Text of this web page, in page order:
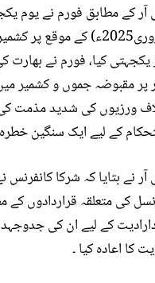
آر کے مطابق فورم نے یوم
کشمیر(5فروری2025ء) کے
یکجہتی کیا، فورم نے
پر مقبوضہ جموں و کشمیر
ورزیوں کی شدید مذمت
کے لیے ایک سنگین خطرہ
نے بتایا کہ شرکا کانفرنس
کی متعلقہ قراردادوں کے
کے لیے ان کی
کا اعادہ کیا ۔